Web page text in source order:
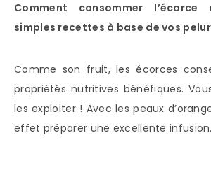
Comment consommer l’écorce
simples recettes à base de vos
Comme son fruit, les écorces
propriétés nutritives bénéfiques.
les exploiter ! Avec les peaux
effet préparer une excellente infusion.